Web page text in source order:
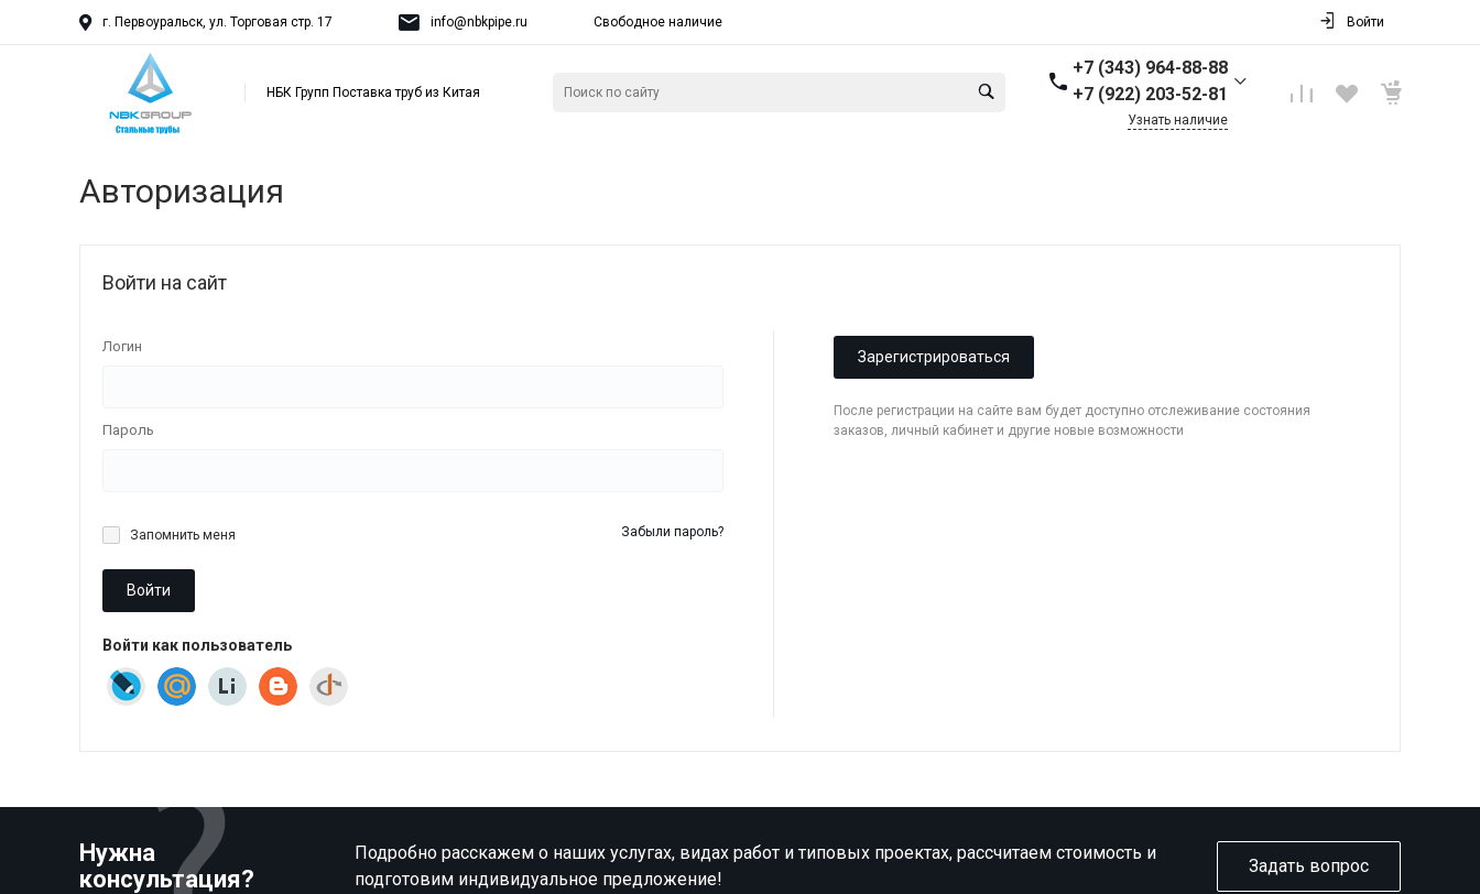
г. Первоуральск, ул. Торговая стр. 17 info@nbkpipe.ru Свободное наличие Войти
НБК Групп Поставка труб из Китая
+7 (343) 964-88-88
+7 (922) 203-52-81
Узнать наличие
Авторизация
Войти на сайт
Логин
Пароль
Запомнить меня Забыли пароль?
Войти
Войти как пользователь
Зарегистрироваться
После регистрации на сайте вам будет доступно отслеживание состояния
заказов, личный кабинет и другие новые возможности
Нужна
консультация?
Подробно расскажем о наших услугах, видах работ и типовых проектах, рассчитаем стоимость и
подготовим индивидуальное предложение!
Задать вопрос